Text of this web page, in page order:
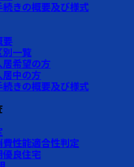
きの概要及び様式
要
別一覧
希望の方
中の方
きの概要及び様式
性能適合性判定
良住宅